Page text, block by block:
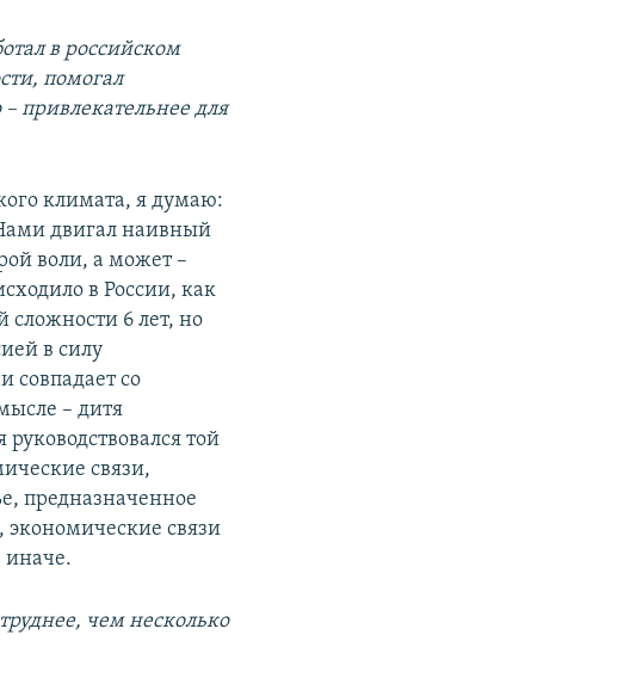
в российском
помогал
привлекательнее для
климата, я думаю:
двигал наивный
воли, а может –
в России, как
сложности 6 лет, но
в силу
совпадает со
– дитя
той
связи,
предназначенное
экономические связи
иначе.
чем несколько